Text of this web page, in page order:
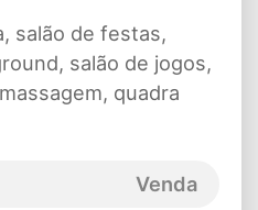
salão de festas,
salão de jogos,
quadra
Venda